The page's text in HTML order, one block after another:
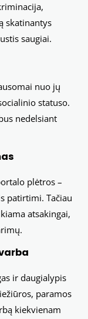
skatinantys
saugiai.
nuo jų
statuso.
nedelsiant
plėtros –
patirtimi. Tačiau
atsakingai,
ir daugialypis
paramos
kiekvienam